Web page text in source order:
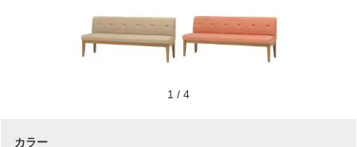
1 / 4
カラー